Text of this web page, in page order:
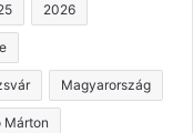
2026
Magyarország
Márton